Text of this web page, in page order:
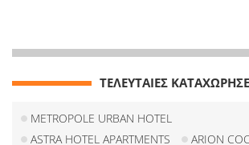
ΤΕΛΕΥΤΑΙΕΣ
METROPOLE URBAN HOTEL
ASTRA HOTEL APARTMENTS
ARION